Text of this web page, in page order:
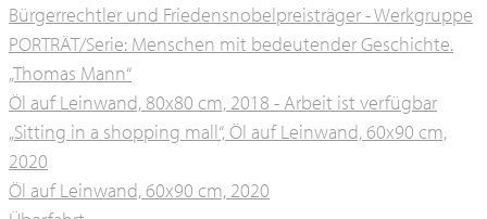
Bürgerrechtler und Friedensnobelpreisträger - Werkgruppe
PORTRÄT/Serie: Menschen mit bedeutender Geschichte.
„Thomas Mann“
Öl auf Leinwand, 80x80 cm, 2018 - Arbeit ist verfügbar
„Sitting in a shopping mall“, Öl auf Leinwand, 60x90 cm,
2020
Öl auf Leinwand, 60x90 cm, 2020